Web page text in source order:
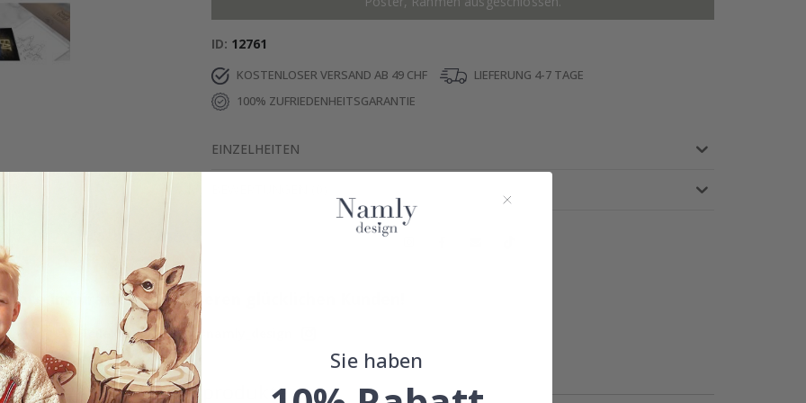
ID 12761
KOSTENLOSER VERSAND AB 49 CHF
LIEFERUNG 4-7 TAGE
100% ZUFRIEDENHEITSGARANTIE
EINZELHEITEN
Inspiration von unseren glücklichen Kunden!
Teile dein Bild mit #namly_design
Ähnliche produkte
Sie haben